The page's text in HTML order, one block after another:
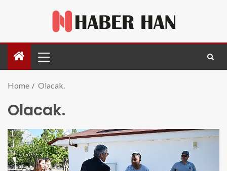
Home Olacak.
Olacak.